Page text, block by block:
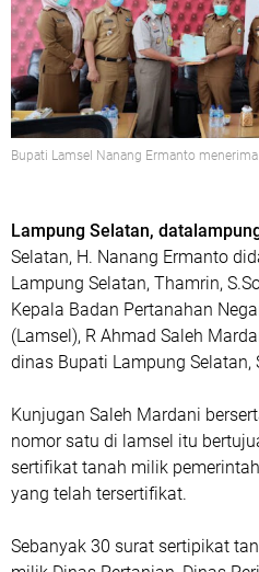
Bupati Lamsel Nanang Ermanto
Lampung Selatan,
Selatan, H. Nanang Ermanto
Lampung Selatan, Thamrin,
Kepala Badan Pertanahan
(Lamsel), R Ahmad Saleh
dinas Bupati Lampung Selatan,
Kunjugan Saleh Mardani
nomor satu di lamsel itu
sertifikat tanah milik
yang telah tersertifikat.
Sebanyak 30 surat sertipikat